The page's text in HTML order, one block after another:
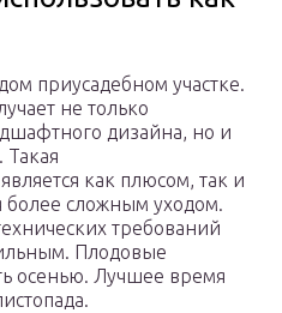
приусадебном участке.
не только
дизайна, но и
как плюсом, так и
более сложным уходом.
требований
Плодовые
осенью. Лучшее время